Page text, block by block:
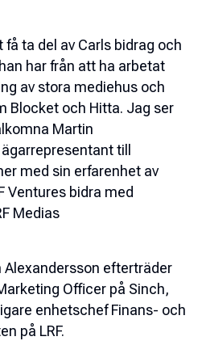
ta del av Carls bidrag och
har från att ha arbetat
av stora mediehus och
Blocket och Hitta. Jag ser
Martin
till
med sin erfarenhet av
Ventures bidra med
Medias
Alexandersson efterträder
Officer på Sinch,
enhetschef Finans- och
på LRF.